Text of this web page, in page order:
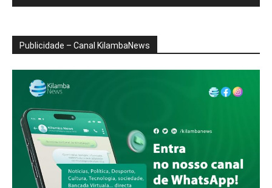
Publicidade – Canal KilambaNews